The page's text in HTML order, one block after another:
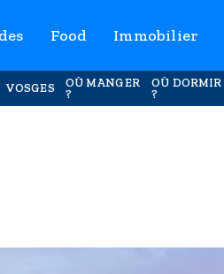
Food Immobilier
VOSGES
OÙ MANGER
?
OÙ DORMIR
?